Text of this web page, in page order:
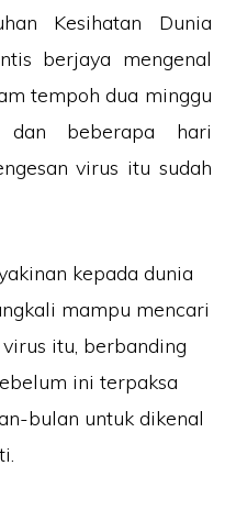
Kesihatan Dunia
berjaya mengenal
tempoh dua minggu
dan beberapa hari
virus itu sudah
kepada dunia
mampu mencari
itu, berbanding
ini terpaksa
bulan untuk dikenal